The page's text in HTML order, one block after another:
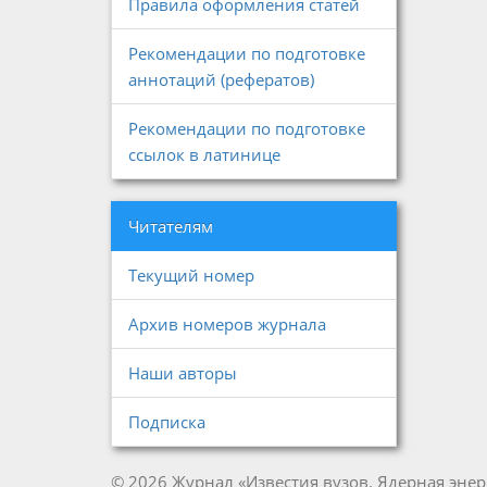
Правила оформления статей
Рекомендации по подготовке
аннотаций (рефератов)
Рекомендации по подготовке
ссылок в латинице
Читателям
Текущий номер
Архив номеров журнала
Наши авторы
Подписка
© 2026 Журнал «Известия вузов. Ядерная